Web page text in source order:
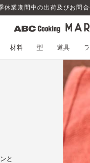
休業期間中の出荷及びお問
材料 型 道具
と